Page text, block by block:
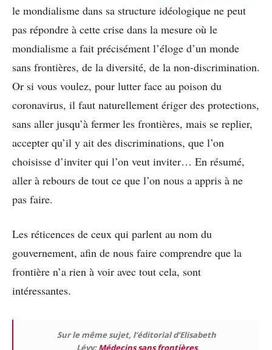
le mondialisme dans sa structure idéologique ne peut
pas répondre à cette crise dans la mesure où le
mondialisme a fait précisément l’éloge d’un monde
sans frontières, de la diversité, de la non-discrimination.
Or si vous voulez, pour lutter face au poison du
coronavirus, il faut naturellement ériger des protections,
sans aller jusqu’à fermer les frontières, mais se replier,
accepter qu’il y ait des discriminations, que l’on
choisisse d’inviter qui l’on veut inviter… En résumé,
aller à rebours de tout ce que l’on nous a appris à ne
pas faire.
Les réticences de ceux qui parlent au nom du
gouvernement, afin de nous faire comprendre que la
frontière n’a rien à voir avec tout cela, sont
intéressantes.
Sur le même sujet, l’éditorial d’Elisabeth
Lévy:Médecins sans frontières